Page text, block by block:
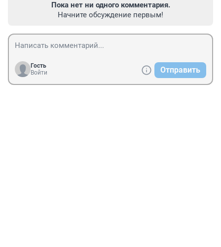
Пока нет ни одного комментария.
Начните обсуждение первым!
Гость
Войти
Отправить